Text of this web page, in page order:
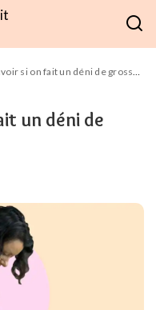
si on fait un déni de grossesse ?
un déni de